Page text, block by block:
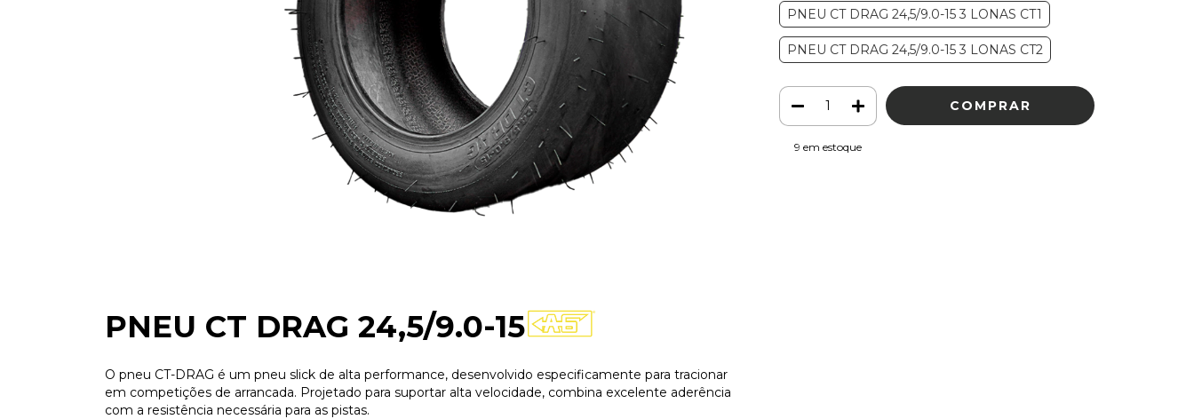
PNEU CT DRAG 24,5/9.0-15
O pneu CT-DRAG é um pneu slick de alta performance, desenvolvido especificamente para tracionar
em competições de arrancada. Projetado para suportar alta velocidade, combina excelente aderência
com a resistência necessária para as pistas.
PNEU CT DRAG 24,5/9.0-15 3 LONAS CT1
PNEU CT DRAG 24,5/9.0-15 3 LONAS CT2
9 em estoque